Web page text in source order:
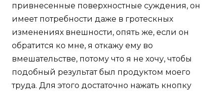
привнесенные поверхностные суждения, он
имеет потребности даже в гротескных
изменениях внешности, опять же, если он
обратится ко мне, я откажу ему во
вмешательстве, потому что я не хочу, чтобы
подобный результат был продуктом моего
труда. Для этого достаточно нажать кнопку